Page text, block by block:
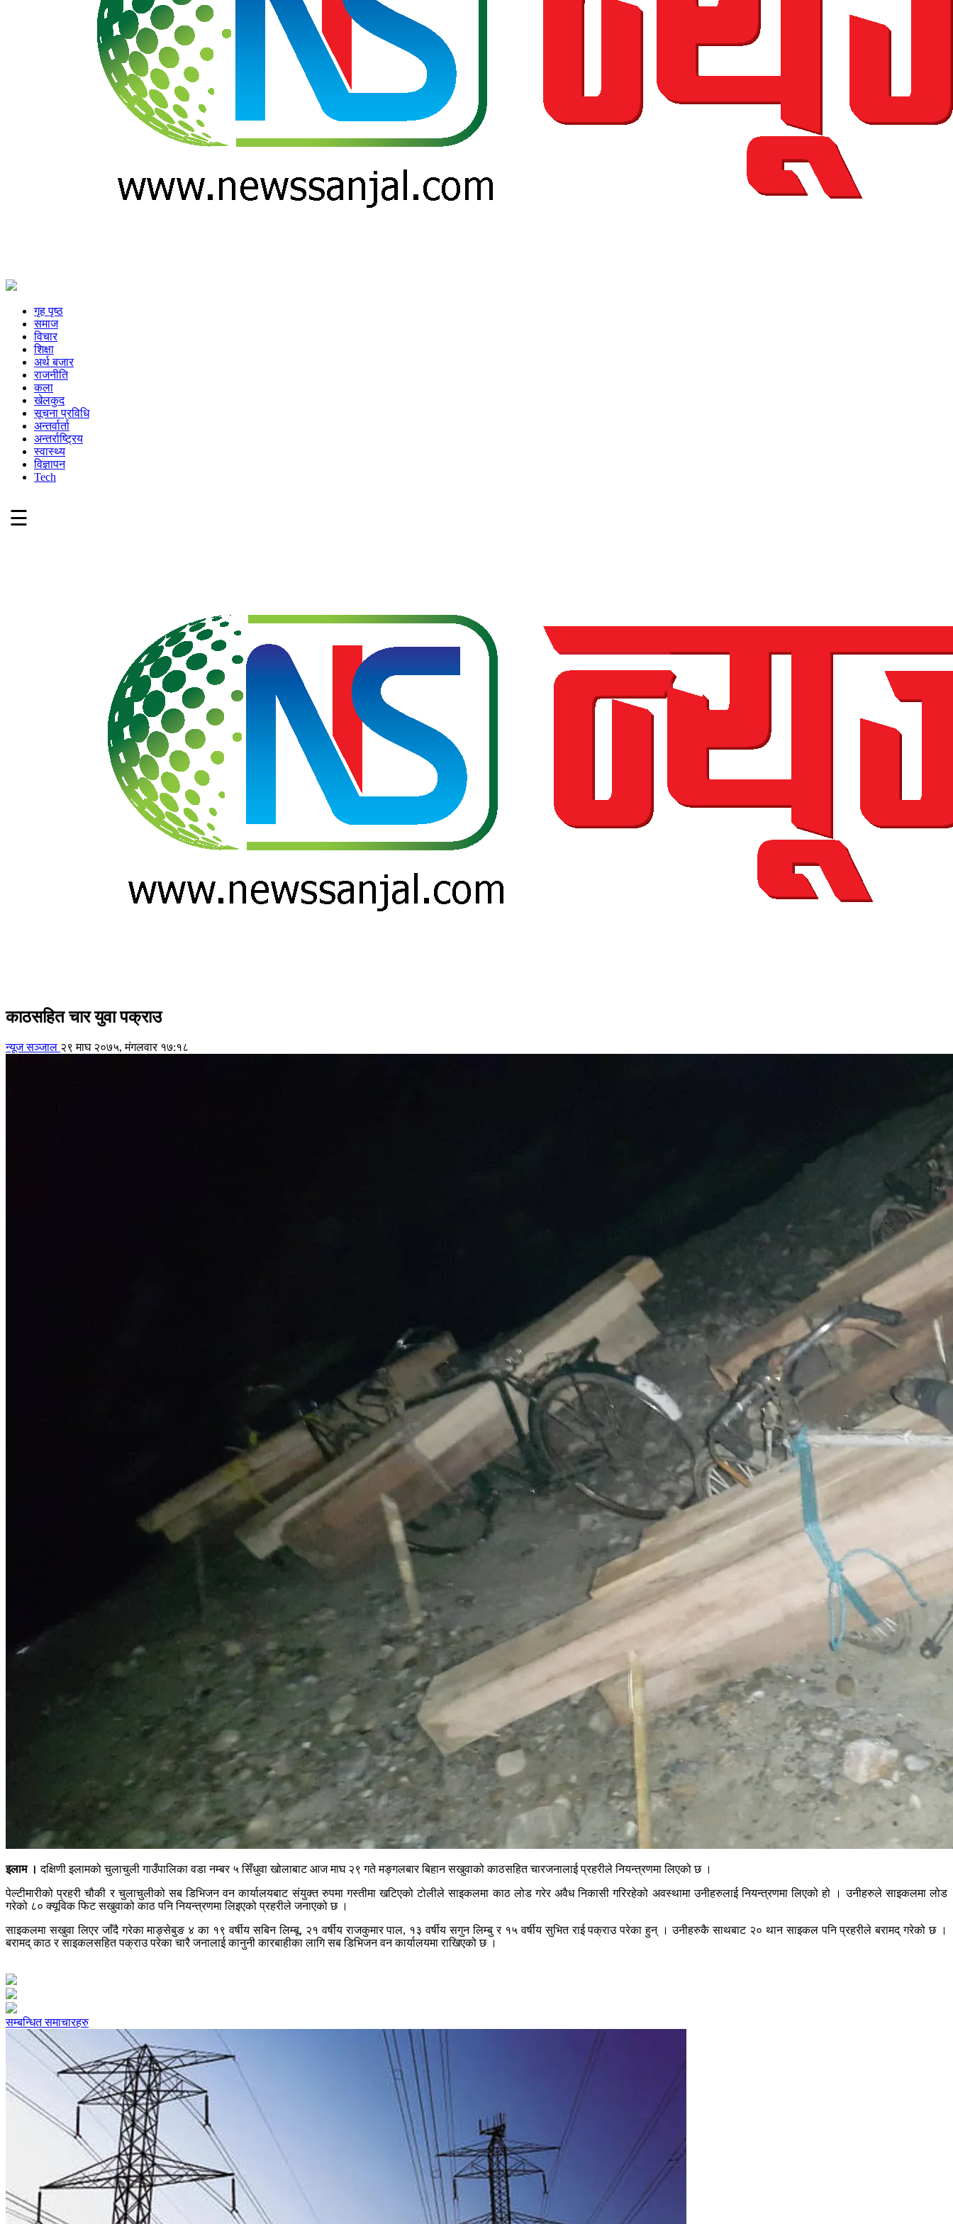
गृह पृष्ठ
समाज
विचार
शिक्षा
अर्थ बजार
राजनीति
कला
खेलकुद
सूचना प्रविधि
अन्तर्वार्ता
अन्तर्राष्ट्रिय
स्वास्थ्य
विज्ञापन
Tech
☰
काठसहित चार युवा पक्राउ
न्यूज सञ्जाल २९ माघ २०७५, मंगलवार १७:१८
इलाम ।दक्षिणी इलामको चुलाचुली गाउँपालिका वडा नम्बर ५ सिँधुवा खोलाबाट आज माघ २९ गते मङ्गलबार बिहान सखुवाको काठसहित चारजनालाई प्रहरीले नियन्त्रणमा लिएको छ ।
पेल्टीमारीको प्रहरी चौकी र चुलाचुलीको सब डिभिजन वन कार्यालयबाट संयुक्त रुपमा गस्तीमा खटिएको टोलीले साइकलमा काठ लोड गरेर अवैध निकासी गरिरहेको अवस्थामा उनीहरुलाई नियन्त्रणमा लिएको हो । उनीहरुले साइकलमा लोड
गरेको ८० क्यूविक फिट सखुवाको काठ पनि नियन्त्रणमा लिइएको प्रहरीले जनाएको छ ।
साइकलमा सखुवा लिएर जाँदै गरेका माङ्सेबुङ ४ का १९ वर्षीय सबिन लिम्बू, २१ वर्षीय राजकुमार पाल, १३ वर्षीय सगुन लिम्बु र १५ वर्षीय सुभित राई पक्राउ परेका हुन् । उनीहरुकै साथबाट २० थान साइकल पनि प्रहरीले बरामद् गरेको छ ।
बरामद् काठ र साइकलसहित पक्राउ परेका चारै जनालाई कानुनी कारबाहीका लागि सब डिभिजन वन कार्यालयमा राखिएको छ ।
सम्बन्धित समाचारहरु